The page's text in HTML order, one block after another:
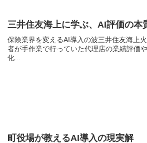
三井住友海上に学ぶ、AI評価の本
保険業界を変えるAI導入の波三井住友海上
者が手作業で行っていた代理店の業績評価
化...
町役場が教えるAI導入の現実解